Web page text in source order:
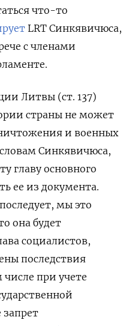
что-то
LRT Синкявичюса,
с членами
Литвы (ст. 137)
страны не может
и военных
словам Синкявичюса,
главу основного
ее из документа.
мы это
она будет
социалистов,
последствия
при учете
запрет